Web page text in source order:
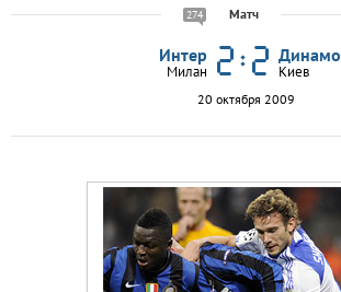
274 Матч
Интер
Милан
Динамо
Киев
20 октября 2009